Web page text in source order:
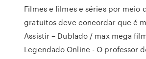
Filmes e filmes e séries por meio
gratuitos deve concordar que é
Assistir – Dublado / max mega
Legendado Online - O professor